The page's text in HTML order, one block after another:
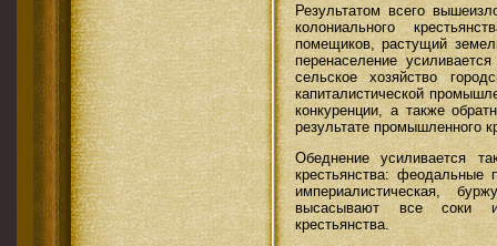
Результатом всего
колониального
помещиков, растущий
перенаселение
сельское хозяйство
капиталистической
конкурен­ции, а также
результате промышленного
Обеднение усиливается
крестьянства: феодальные
империалистическая,
высасывают все соки
крестьянства.